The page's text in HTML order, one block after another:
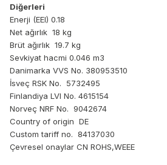
Diğerleri
Enerji (EEI) 0.18
Net ağırlık 18 kg
Brüt ağırlık 19.7 kg
Sevkiyat hacmi 0.046 m3
Danimarka VVS No. 380953510
İsveç RSK No. 5732495
Finlandiya LVI No. 4615154
Norveç NRF No. 9042674
Country of origin DE
Custom tariff no. 84137030
Çevresel onaylar CN ROHS,WEEE